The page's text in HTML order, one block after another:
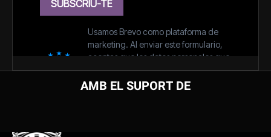
AMB EL SUPORT DE